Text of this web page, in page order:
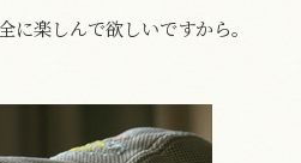
に楽しんで欲しいですから。